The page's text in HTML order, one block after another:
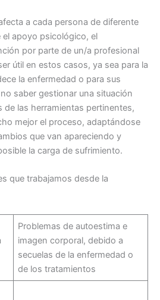
a cada persona de diferente
el apoyo psicológico, el
por parte de un/a profesional
útil en estos casos, ya sea para la
la enfermedad o para sus
saber gestionar una situación
de las herramientas pertinentes,
mejor el proceso, adaptándose
que van apareciendo y
la carga de sufrimiento.
que trabajamos desde la
Problemas de autoestima e
imagen corporal, debido a
secuelas de la enfermedad o
de los tratamientos